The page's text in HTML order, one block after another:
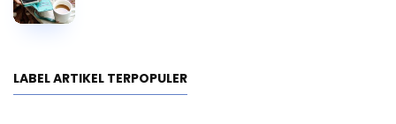
LABEL ARTIKEL TERPOPULER